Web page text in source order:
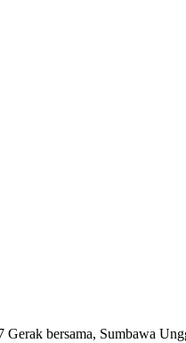
Gerak bersama, Sumbawa